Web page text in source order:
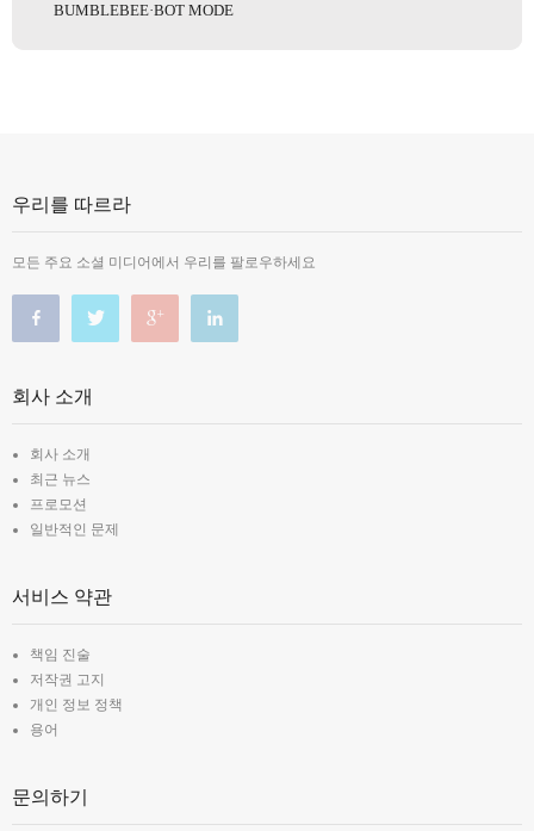
BUMBLEBEE·BOT MODE
우리를 따르라
모든 주요 소셜 미디어에서 우리를 팔로우하세요
회사 소개
회사 소개
최근 뉴스
프로모션
일반적인 문제
서비스 약관
책임 진술
저작권 고지
개인 정보 정책
용어
문의하기